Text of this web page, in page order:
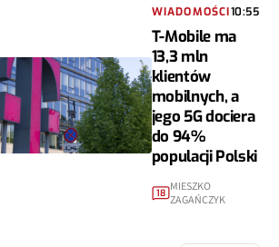
WIADOMOŚCI10:55
T-Mobile ma
13,3 mln
klientów
mobilnych, a
jego 5G dociera
do 94%
populacji Polski
18 MIESZKO
ZAGAŃCZYK